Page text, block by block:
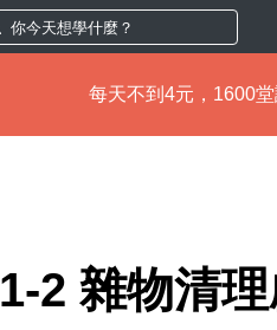
每天不到4元，1600
1-2 雜物清